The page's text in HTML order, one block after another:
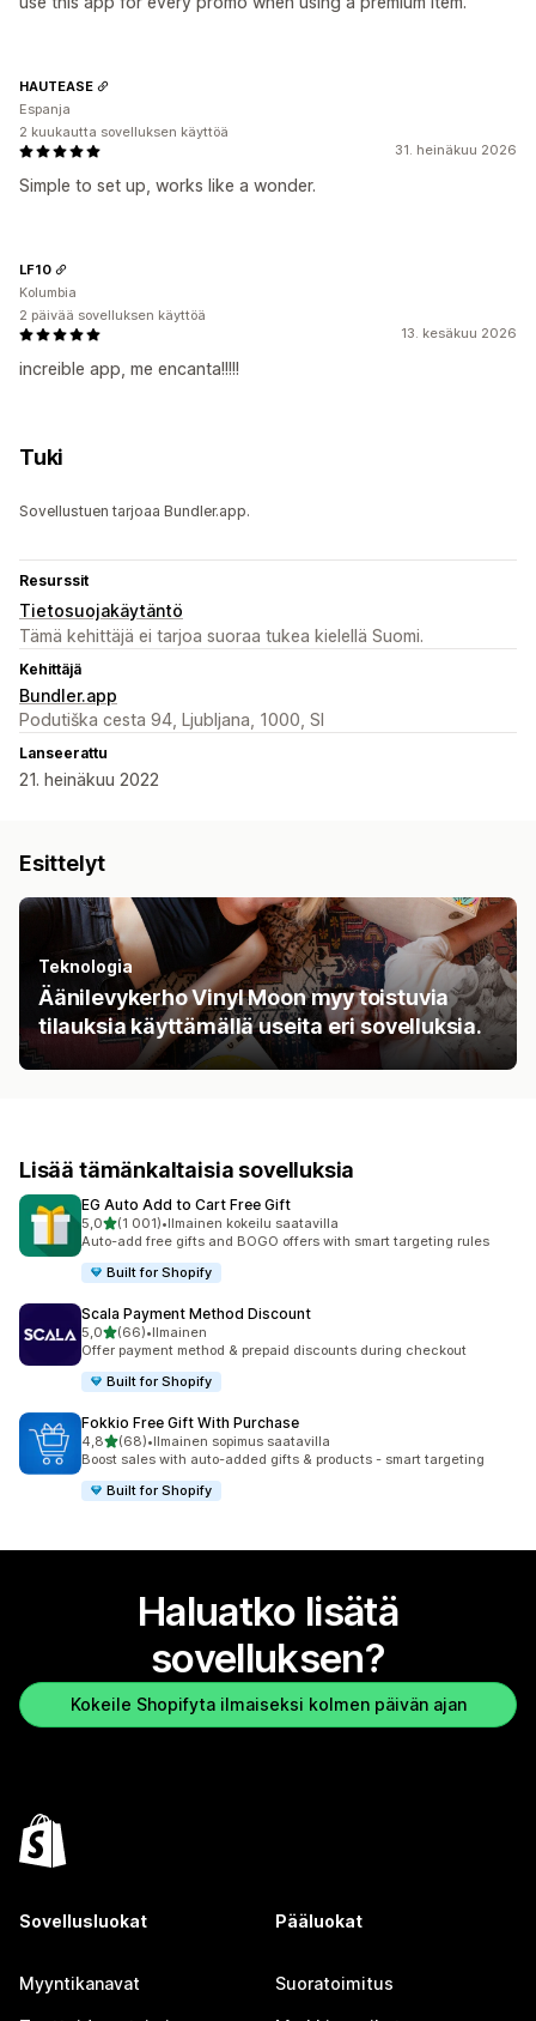
31. heinäkuu 2026
Simple to set up, works like a wonder.
HAUTEASE
Espanja
2 kuukautta sovelluksen käyttöä
13. kesäkuu 2026
increible app, me encanta!!!!!
LF10
Kolumbia
2 päivää sovelluksen käyttöä
Tuki
Sovellustuen tarjoaa Bundler.app.
Resurssit
Tietosuojakäytäntö
Tämä kehittäjä ei tarjoa suoraa tukea kielellä Suomi.
Kehittäjä
Bundler.app
Podutiška cesta 94, Ljubljana, 1000, SI
Lanseerattu
21. heinäkuu 2022
Esittelyt
Teknologia
Äänilevykerho Vinyl Moon myy toistuvia
tilauksia käyttämällä useita eri sovelluksia.
Lisää tämänkaltaisia sovelluksia
EG Auto Add to Cart Free Gift
5,0/ 5 tähteä
(1 001)
1001 arvostelua yhteensä
•Ilmainen kokeilu saatavilla
Auto-add free gifts and BOGO offers with smart targeting rules
Built for Shopify
Scala Payment Method Discount
5,0/ 5 tähteä
(66)
66 arvostelua yhteensä
•Ilmainen
Offer payment method & prepaid discounts during checkout
Built for Shopify
Fokkio Free Gift With Purchase
4,8/ 5 tähteä
(68)
68 arvostelua yhteensä
•Ilmainen sopimus saatavilla
Boost sales with auto-added gifts & products - smart targeting
Built for Shopify
Haluatko lisätä
sovelluksen?
Kokeile Shopifyta ilmaiseksi kolmen päivän ajan
Sovellusluokat
Myyntikanavat
Pääluokat
Suoratoimitus